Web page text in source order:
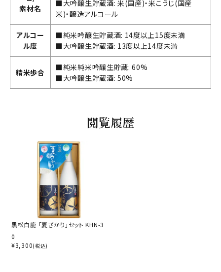
素材名
■大吟醸生貯蔵酒: 米(国産)・米こうじ(国産
米)・醸造アルコール
アルコー
ル度
■純米吟醸生貯蔵酒: 14度以上15度未満
■大吟醸生貯蔵酒: 13度以上14度未満
精米歩合
■純米純米吟醸生貯蔵: 60%
■大吟醸生貯蔵酒: 50%
閲覧履歴
黒松白鹿 「夏ざかり」セット KHN-3
0
¥3,300(税込)